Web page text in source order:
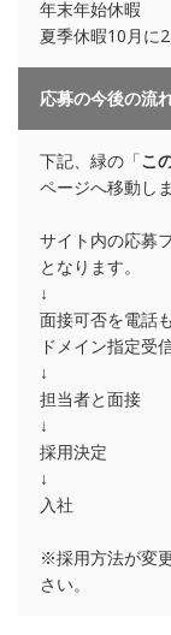
年末年始休暇
夏季休暇10月に
応募の今後の流
下記、緑の「こ
ページへ移動しま
サイト内の応募
となります。
↓
面接可否を電話
ドメイン指定受
↓
担当者と面接
↓
採用決定
↓
入社
※採用方法が変
さい。